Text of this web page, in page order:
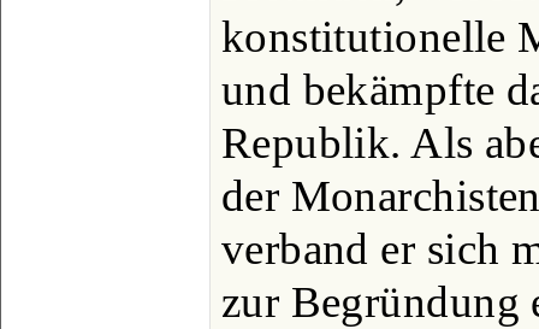
konstitutionelle
und bekämpfte
Republik. Als
der
verband er sich
zur Begründung